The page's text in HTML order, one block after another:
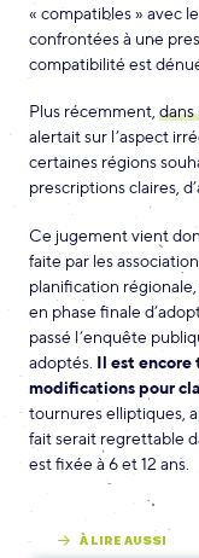
« compatibles » avec
confrontées à une
compatibilité est
Plus récemment, dans
alertait sur l’aspect
certaines régions
prescriptions claires,
Ce jugement vient
faite par les
planification
en phase finale
passé l’enquête
adoptés. Il est encore
modifications pour
tournures elliptiques,
fait serait regrettable
est fixée à 6 et 12 ans.
À LIRE AUSSI